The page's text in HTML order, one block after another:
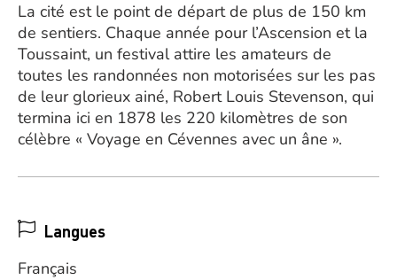
La cité est le point de départ de plus de 150 km
de sentiers. Chaque année pour l’Ascension et la
Toussaint, un festival attire les amateurs de
toutes les randonnées non motorisées sur les pas
de leur glorieux ainé, Robert Louis Stevenson, qui
termina ici en 1878 les 220 kilomètres de son
célèbre « Voyage en Cévennes avec un âne ».
Langues
Français